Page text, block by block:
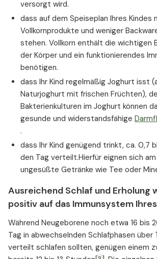
versorgt wird.
dass auf dem Speiseplan Ihres Kindes
Vollkornprodukte und weniger
stehen. Vollkorn enthält die wichtigen
der Körper und ein funktionierendes
benötigen.
dass Ihr Kind regelmäßig Joghurt isst
Naturjoghurt mit frischen Früchten),
Bakterienkulturen im Joghurt können
gesunde und widerstandsfähige
.
dass Ihr Kind genügend trinkt, ca. 0,7
den Tag verteilt.Hierfür eignen sich
ungesüßte Getränke wie Tee oder
Ausreichend Schlaf und Erholung
positiv auf das Immunsystem
Während Neugeborene noch etwa 16 bis
Tag in abwechselnden Schlafphasen über
verteilt schlafen sollten, genügen einem